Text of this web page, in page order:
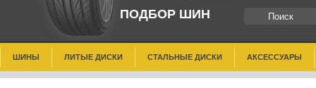
ПОДБОР ШИН
ШИНЫ ЛИТЫЕ ДИСКИ СТАЛЬНЫЕ ДИСКИ АКСЕССУАРЫ